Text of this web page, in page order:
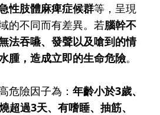
性肢體麻痺症候群等，呈現
的不同而有差異。若腦幹不
法吞嚥、發聲以及嗆到的情
腫，造成立即的生命危險。
危險因子為： 年齡小於3歲、
過3天、有嗜睡、抽筋、